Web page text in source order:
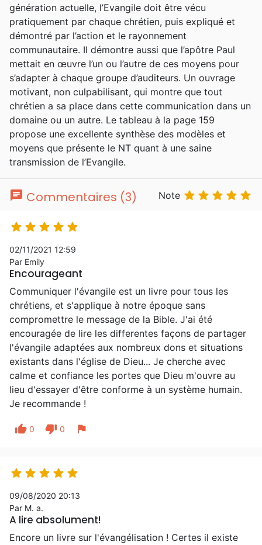
génération actuelle, l’Evangile doit être vécu
pratiquement par chaque chrétien, puis expliqué et
démontré par l’action et le rayonnement
communautaire. Il démontre aussi que l’apôtre Paul
mettait en œuvre l’un ou l’autre de ces moyens pour
s’adapter à chaque groupe d’auditeurs. Un ouvrage
motivant, non culpabilisant, qui montre que tout
chrétien a sa place dans cette communication dans un
domaine ou un autre. Le tableau à la page 159
propose une excellente synthèse des modèles et
moyens que présente le NT quant à une saine
transmission de l’Evangile.
chat Commentaires (3) Note     
    
02/11/2021 12:59
Par Emily
Encourageant
Communiquer l'évangile est un livre pour tous les
chrétiens, et s'applique à notre époque sans
compromettre le message de la Bible. J'ai été
encouragée de lire les differentes façons de partager
l'évangile adaptées aux nombreux dons et situations
existants dans l'église de Dieu... Je cherche avec
calme et confiance les portes que Dieu m'ouvre au
lieu d'essayer d'être conforme à un système humain.
Je recommande !
thumb_up 0 thumb_down 0 flag
    
09/08/2020 20:13
Par M. a.
A lire absolument!
Encore un livre sur l'évangélisation ! Certes il existe